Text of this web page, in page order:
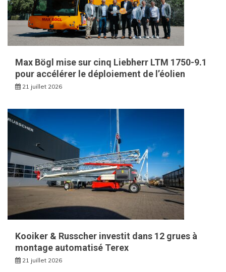
Max Bögl mise sur cinq Liebherr LTM 1750-9.1
pour accélérer le déploiement de l’éolien
21 juillet 2026
Kooiker & Russcher investit dans 12 grues à
montage automatisé Terex
21 juillet 2026